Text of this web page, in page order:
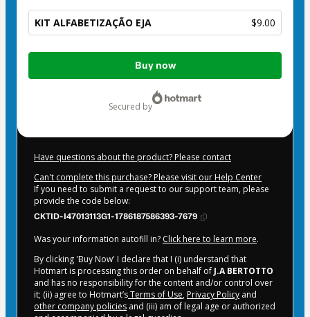
KIT ALFABETIZAÇÃO EJA $9.00
Total
Buy now
secured by
Have questions about the product? Please contact
Can't complete this purchase? Please visit our Help Center
If you need to submit a request to our support team, please
provide the code below:
CKTID-I47013113G1-1786187586393-7679
Was your information autofill in? Click here to learn more.
By clicking 'Buy Now' I declare that I (i) understand that
Hotmart is processing this order on behalf ofJ.A BERTOTTO
and has no responsibility for the content and/or control over
it; (ii) agree to Hotmart’sTerms of Use, Privacy Policy and
other company policies and (iii) am of legal age or authorized